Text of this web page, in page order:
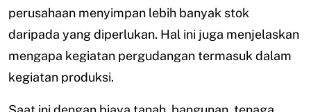
perusahaan menyimpan lebih banyak stok
daripada yang diperlukan. Hal ini juga menjelaskan
mengapa kegiatan pergudangan termasuk dalam
kegiatan produksi.